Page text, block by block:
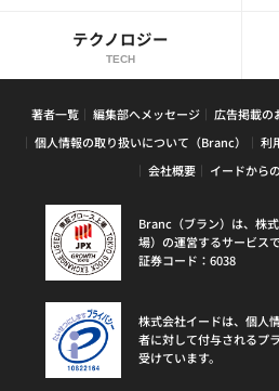
テクノロジー
TECH
著者一覧 編集部へメッセージ 広告掲載の
個人情報の取り扱いについて（Branc）
利
会社概要
イードから
Branc（ブラン）は、株
場）の運営するサービスで
証券コード：6038
株式会社イードは、個人
者に対して付与されるプ
受けています。